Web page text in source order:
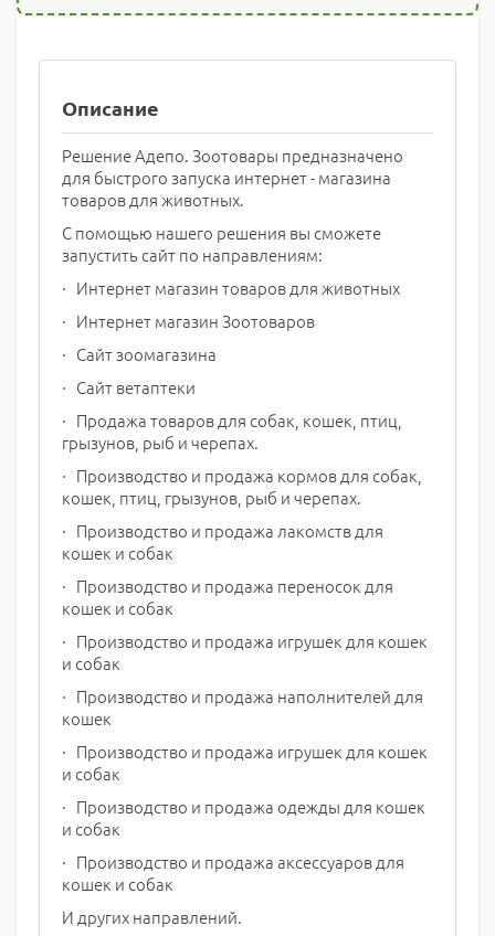
Описание
Решение Адепо. Зоотовары предназначено
для быстрого запуска интернет - магазина
товаров для животных.
С помощью нашего решения вы сможете
запустить сайт по направлениям:
· Интернет магазин товаров для животных
· Интернет магазин Зоотоваров
· Сайт зоомагазина
· Сайт ветаптеки
· Продажа товаров для собак, кошек, птиц,
грызунов, рыб и черепах.
· Производство и продажа кормов для собак,
кошек, птиц, грызунов, рыб и черепах.
· Производство и продажа лакомств для
кошек и собак
· Производство и продажа переносок для
кошек и собак
· Производство и продажа игрушек для кошек
и собак
· Производство и продажа наполнителей для
кошек
· Производство и продажа игрушек для кошек
и собак
· Производство и продажа одежды для кошек
и собак
· Производство и продажа аксессуаров для
кошек и собак
И других направлений.